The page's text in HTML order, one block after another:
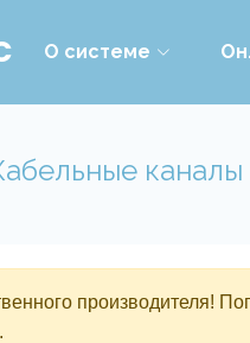
О системе
каналы
производителя!